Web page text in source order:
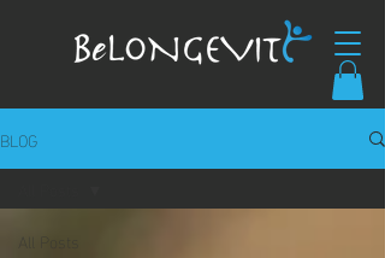
BLOG
All Posts